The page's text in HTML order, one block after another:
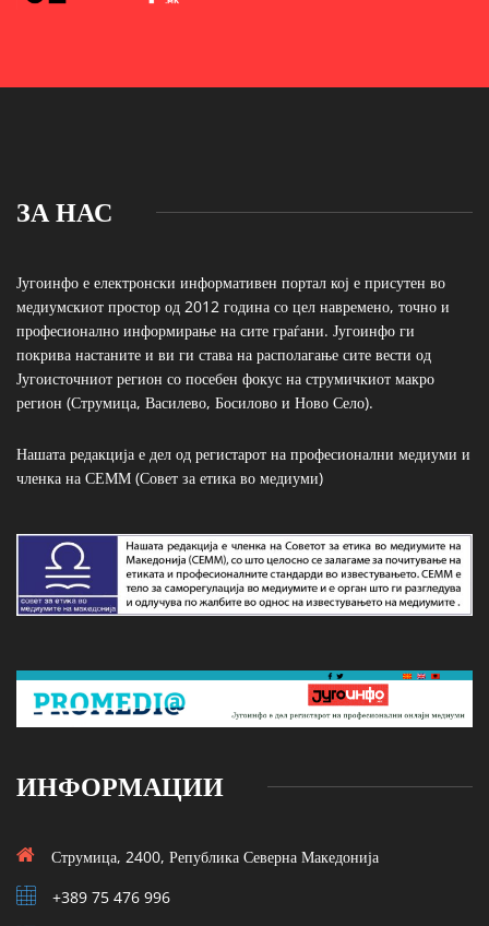
ЗА НАС
Југоинфо е електронски информативен портал кој е присутен во
медиумскиот простор од 2012 година со цел навремено, точно и
професионално информирање на сите граѓани. Југоинфо ги
покрива настаните и ви ги става на располагање сите вести од
Југоисточниот регион со посебен фокус на струмичкиот макро
регион (Струмица, Василево, Босилово и Ново Село).
Нашата редакција е дел од регистарот на професионални медиуми и
членка на СЕММ (Совет за етика во медиуми)
ИНФОРМАЦИИ
Струмица, 2400, Република Северна Македонија
+389 75 476 996